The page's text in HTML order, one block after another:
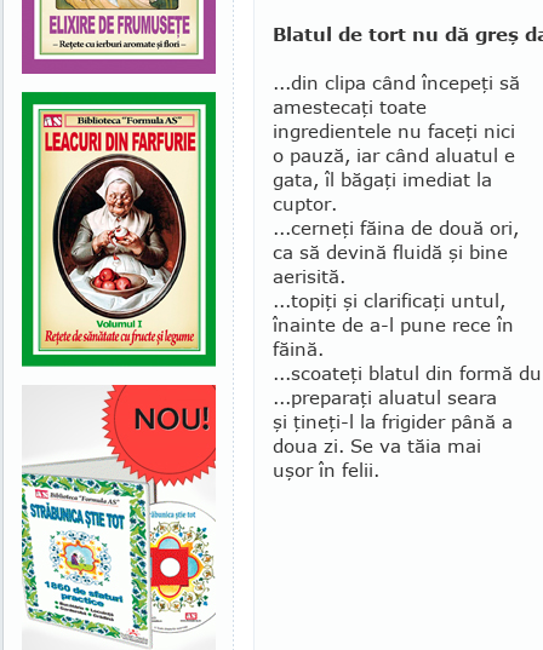
Blatul de tort nu dă greş
...din clipa când începeţi să
amestecaţi toate
ingredientele nu faceţi nici
o pauză, iar când aluatul e
gata, îl băgaţi imediat la
cuptor.
...cerneţi făina de două ori,
ca să devină fluidă şi bine
aerisită.
...topiţi şi clarificaţi untul,
îna­inte de a-l pune rece în
făină.
...scoateţi blatul din formă
...preparaţi aluatul seara
şi ţineţi-l la frigider până a
doua zi. Se va tăia mai
uşor în felii.